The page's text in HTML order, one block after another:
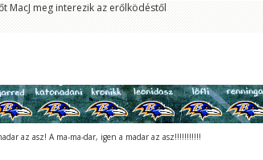
MacJ meg interezik az erőlködéstől
az asz! A ma-ma-dar, igen a madar az asz!!!!!!!!!!!